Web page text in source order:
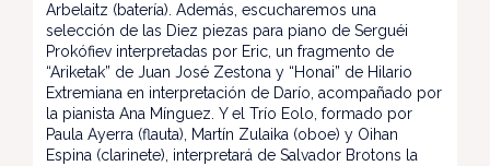
Arbelaitz (batería). Además, escucharemos una
selección de las Diez piezas para piano de Serguéi
Prokófiev interpretadas por Eric, un fragmento de
“Ariketak” de Juan José Zestona y “Honai” de Hilario
Extremiana en interpretación de Darío, acompañado por
la pianista Ana Mínguez. Y el Trío Eolo, formado por
Paula Ayerra (flauta), Martín Zulaika (oboe) y Oihan
Espina (clarinete), interpretará de Salvador Brotons la